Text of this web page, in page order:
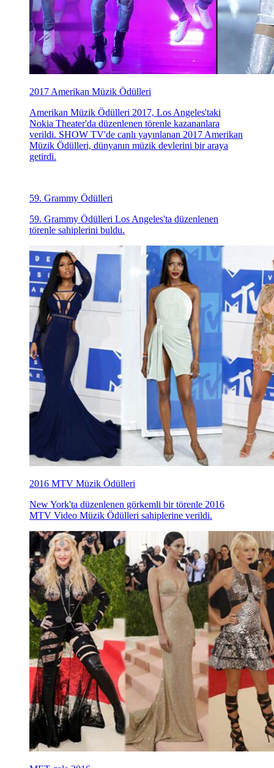
2017 Amerikan Müzik Ödülleri
Amerikan Müzik Ödülleri 2017, Los Angeles'taki
Nokia Theater'da düzenlenen törenle kazananlara
verildi. SHOW TV'de canlı yayınlanan 2017 Amerikan
Müzik Ödülleri, dünyanın müzik devlerini bir araya
getirdi.
59. Grammy Ödülleri
59. Grammy Ödülleri Los Angeles'ta düzenlenen
törenle sahiplerini buldu.
2016 MTV Müzik Ödülleri
New York'ta düzenlenen görkemli bir törenle 2016
MTV Video Müzik Ödülleri sahiplerine verildi.